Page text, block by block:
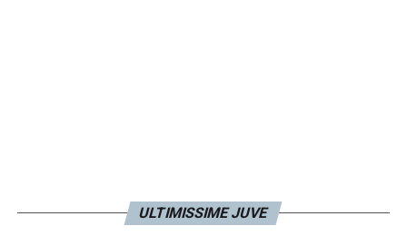
ULTIMISSIME JUVE